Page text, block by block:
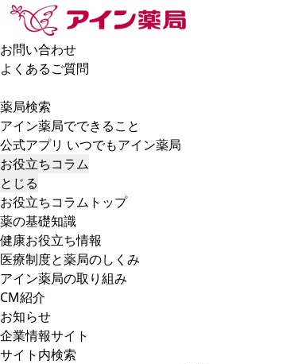
お問い合わせ
よくあるご質問
薬局検索
アイン薬局でできること
公式アプリ いつでもアイン薬局
お役立ちコラム
とじる
お役立ちコラムトップ
薬の基礎知識
健康お役立ち情報
医療制度と薬局のしくみ
アイン薬局の取り組み
CM紹介
お知らせ
企業情報サイト
サイト内検索